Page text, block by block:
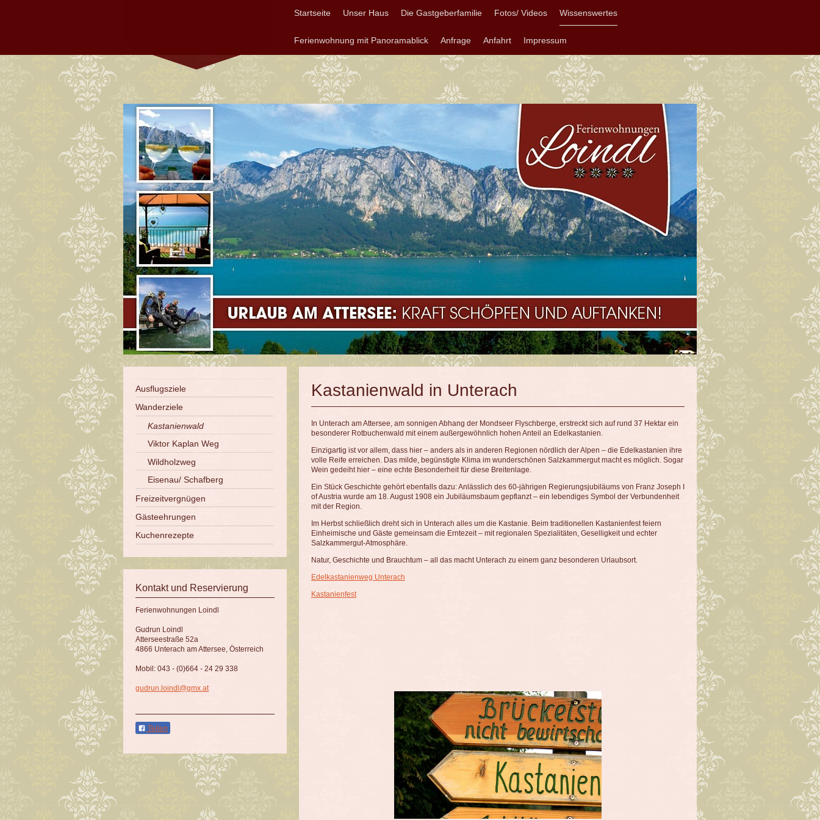
Startseite Unser Haus Die Gastgeberfamilie Fotos/ Videos Wissenswertes
Ferienwohnung mit Panoramablick Anfrage Anfahrt Impressum
Kastanienwald in Unterach
In Unterach am Attersee, am sonnigen Abhang der Mondseer Flyschberge, erstreckt sich auf rund 37 Hektar ein
besonderer Rotbuchenwald mit einem außergewöhnlich hohen Anteil an Edelkastanien.
Einzigartig ist vor allem, dass hier – anders als in anderen Regionen nördlich der Alpen – die Edelkastanien ihre
volle Reife erreichen. Das milde, begünstigte Klima im wunderschönen Salzkammergut macht es möglich. Sogar
Wein gedeiht hier – eine echte Besonderheit für diese Breitenlage.
Ein Stück Geschichte gehört ebenfalls dazu: Anlässlich des 60-jährigen Regierungsjubiläums von Franz Joseph I
of Austria wurde am 18. August 1908 ein Jubiläumsbaum gepflanzt – ein lebendiges Symbol der Verbundenheit
mit der Region.
Im Herbst schließlich dreht sich in Unterach alles um die Kastanie. Beim traditionellen Kastanienfest feiern
Einheimische und Gäste gemeinsam die Erntezeit – mit regionalen Spezialitäten, Geselligkeit und echter
Salzkammergut-Atmosphäre.
Natur, Geschichte und Brauchtum – all das macht Unterach zu einem ganz besonderen Urlaubsort.
Edelkastanienweg Unterach
Kastanienfest
Ausflugsziele
Wanderziele
Kastanienwald
Viktor Kaplan Weg
Wildholzweg
Eisenau/ Schafberg
Freizeitvergnügen
Gästeehrungen
Kuchenrezepte
Kontakt und Reservierung
Ferienwohnungen Loindl
Gudrun Loindl
Atterseestraße 52a
4866 Unterach am Attersee, Österreich
Mobil: 043 - (0)664 - 24 29 338
gudrun.loindl@gmx.at
Teilen